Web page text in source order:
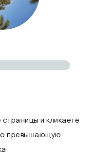
и кликаете
превышающую